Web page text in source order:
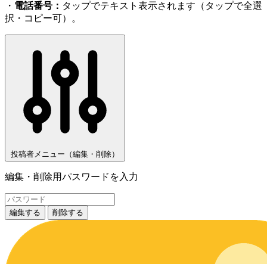
・ 電話番号： タップでテキスト表示されます（タップで全選
択・コピー可）。
投稿者メニュー（編集・削除）
編集・削除用パスワードを入力
編集する 削除する